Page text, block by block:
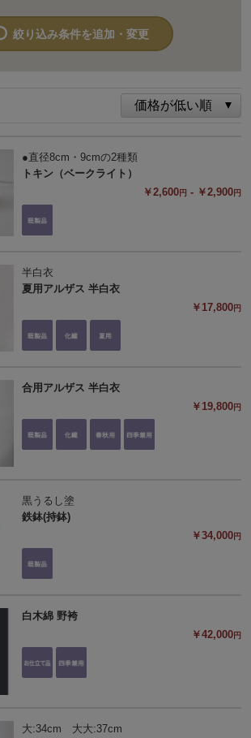
絞り込み条件を追加・変更
●直径8cm・9cmの2種類
トキン（ベークライト）
￥2,600円 - ￥2,900円
半白衣
夏用アルザス 半白衣
￥17,800円
合用アルザス 半白衣
￥19,800円
黒うるし塗
鉄鉢(持鉢)
￥34,000円
白木綿 野袴
￥42,000円
大:34cm 大大:37cm